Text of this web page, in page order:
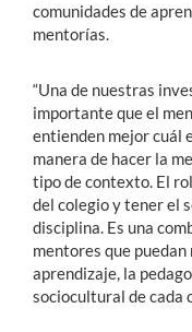
comunidades de
mentorías.
“Una de nuestras
importante que el
entienden mejor cuál
manera de hacer la
tipo de contexto. El
del colegio y tener el
disciplina. Es una
mentores que
aprendizaje, la
sociocultural de cada